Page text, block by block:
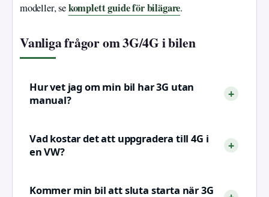
modeller, sekomplett guide för bilägare.
Vanliga frågor om 3G/4G i bilen
Hur vet jag om min bil har 3G utan
manual?
Vad kostar det att uppgradera till 4G i
en VW?
Kommer min bil att sluta starta när 3G